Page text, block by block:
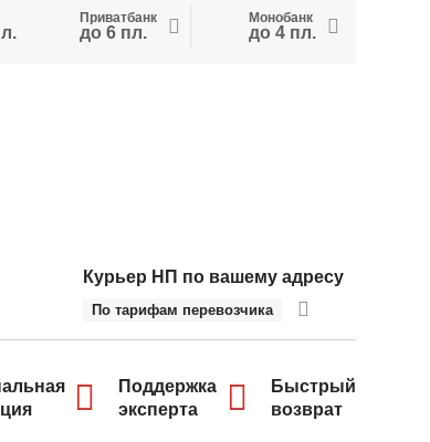
Приватбанк
до 6 пл.
Монобанк
до 4 пл.
Курьер НП по вашему адресу
По тарифам перевозчика
Поддержка
эксперта
Быстрый
возврат